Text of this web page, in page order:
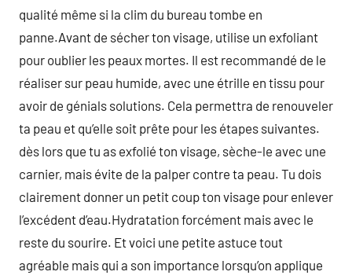
qualité même si la clim du bureau tombe en
panne.Avant de sécher ton visage, utilise un exfoliant
pour oublier les peaux mortes. Il est recommandé de le
réaliser sur peau humide, avec une étrille en tissu pour
avoir de génials solutions. Cela permettra de renouveler
ta peau et qu’elle soit prête pour les étapes suivantes.
dès lors que tu as exfolié ton visage, sèche-le avec une
carnier, mais évite de la palper contre ta peau. Tu dois
clairement donner un petit coup ton visage pour enlever
l’excédent d’eau.Hydratation forcément mais avec le
reste du sourire. Et voici une petite astuce tout
agréable mais qui a son importance lorsqu’on applique